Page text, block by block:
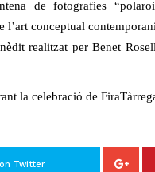
de fotografies
conceptual
realitzat per Benet
la celebració de
Twitter